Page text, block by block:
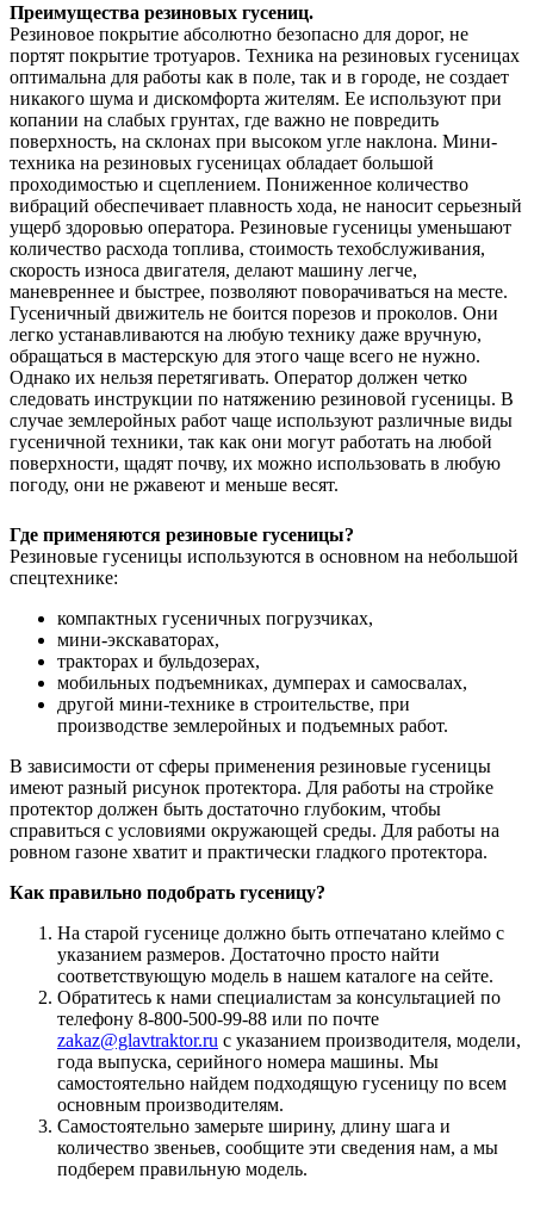
Преимущества резиновых гусениц.
Резиновое покрытие абсолютно безопасно для дорог, не
портят покрытие тротуаров. Техника на резиновых гусеницах
оптимальна для работы как в поле, так и в городе, не создает
никакого шума и дискомфорта жителям. Ее используют при
копании на слабых грунтах, где важно не повредить
поверхность, на склонах при высоком угле наклона. Мини-
техника на резиновых гусеницах обладает большой
проходимостью и сцеплением. Пониженное количество
вибраций обеспечивает плавность хода, не наносит серьезный
ущерб здоровью оператора. Резиновые гусеницы уменьшают
количество расхода топлива, стоимость техобслуживания,
скорость износа двигателя, делают машину легче,
маневреннее и быстрее, позволяют поворачиваться на месте.
Гусеничный движитель не боится порезов и проколов. Они
легко устанавливаются на любую технику даже вручную,
обращаться в мастерскую для этого чаще всего не нужно.
Однако их нельзя перетягивать. Оператор должен четко
следовать инструкции по натяжению резиновой гусеницы. В
случае землеройных работ чаще используют различные виды
гусеничной техники, так как они могут работать на любой
поверхности, щадят почву, их можно использовать в любую
погоду, они не ржавеют и меньше весят.
Где применяются резиновые гусеницы?
Резиновые гусеницы используются в основном на небольшой
спецтехнике:
компактных гусеничных погрузчиках,
мини-экскаваторах,
тракторах и бульдозерах,
мобильных подъемниках, думперах и самосвалах,
другой мини-технике в строительстве, при
производстве землеройных и подъемных работ.
В зависимости от сферы применения резиновые гусеницы
имеют разный рисунок протектора. Для работы на стройке
протектор должен быть достаточно глубоким, чтобы
справиться с условиями окружающей среды. Для работы на
ровном газоне хватит и практически гладкого протектора.
Как правильно подобрать гусеницу?
На старой гусенице должно быть отпечатано клеймо с
указанием размеров. Достаточно просто найти
соответствующую модель в нашем каталоге на сейте.
Обратитесь к нами специалистам за консультацией по
телефону 8-800-500-99-88 или по почте
zakaz@glavtraktor.ru с указанием производителя, модели,
года выпуска, серийного номера машины. Мы
самостоятельно найдем подходящую гусеницу по всем
основным производителям.
Самостоятельно замерьте ширину, длину шага и
количество звеньев, сообщите эти сведения нам, а мы
подберем правильную модель.